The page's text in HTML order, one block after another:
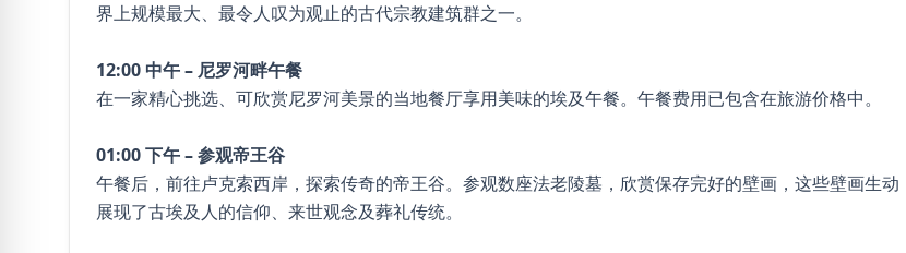
界上规模最大、最令人叹为观止的古代宗教建筑群之一。
12:00 中午 – 尼罗河畔午餐
在一家精心挑选、可欣赏尼罗河美景的当地餐厅享用美味的埃及午餐。午餐费用已包含在旅游价格中。
01:00 下午 – 参观帝王谷
午餐后，前往卢克索西岸，探索传奇的帝王谷。参观数座法老陵墓，欣赏保存完好的壁画，这些壁画生动
展现了古埃及人的信仰、来世观念及葬礼传统。